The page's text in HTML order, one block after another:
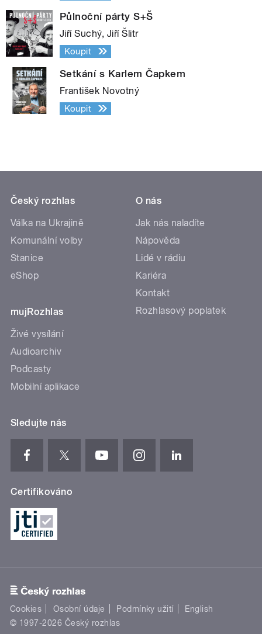
Půlnoční párty S+Š
Jiří Suchý, Jiří Šlitr
Koupit
Setkání s Karlem Čapkem
František Novotný
Koupit
Český rozhlas
Válka na Ukrajině
Komunální volby
Stanice
eShop
mujRozhlas
Živé vysílání
Audioarchiv
Podcasty
Mobilní aplikace
O nás
Jak nás naladíte
Nápověda
Lidé v rádiu
Kariéra
Kontakt
Rozhlasový poplatek
Sledujte nás
Certifikováno
Cookies Osobní údaje Podmínky užití
English
© 1997-2026 Český rozhlas